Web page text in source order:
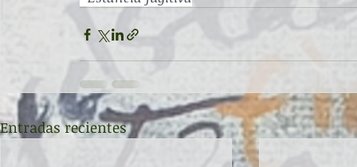
Entradas recientes